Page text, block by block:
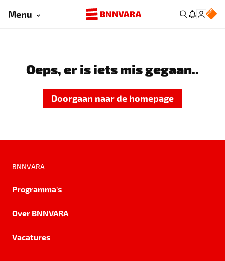
Menu
Oeps, er is iets mis gegaan..
Doorgaan naar de homepage
BNNVARA
Programma's
Over BNNVARA
Vacatures